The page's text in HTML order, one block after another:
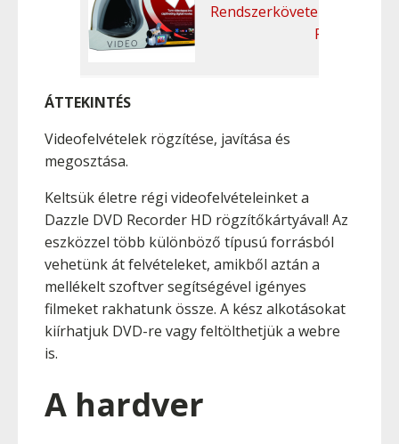
Rendszerkövetelmények
Funkciók
ÁTTEKINTÉS
Videofelvételek rögzítése, javítása és
megosztása.
Keltsük életre régi videofelvételeinket a
Dazzle DVD Recorder HD rögzítőkártyával! Az
eszközzel több különböző típusú forrásból
vehetünk át felvételeket, amikből aztán a
mellékelt szoftver segítségével igényes
filmeket rakhatunk össze. A kész alkotásokat
kiírhatjuk DVD-re vagy feltölthetjük a webre
is.
A hardver